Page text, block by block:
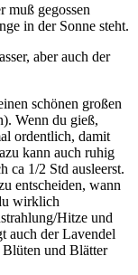
muß gegossen
in der Sonne steht.
aber auch der
schönen großen
Wenn du gieß,
ordentlich, damit
kann auch ruhig
ca 1/2 Std ausleerst.
entscheiden, wann
wirklich
Hitze und
auch der Lavendel
Blüten und Blätter